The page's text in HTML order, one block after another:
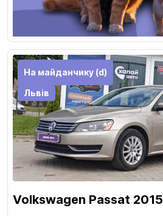
На майданчику (d)
Львів
Volkswagen Passat 2015